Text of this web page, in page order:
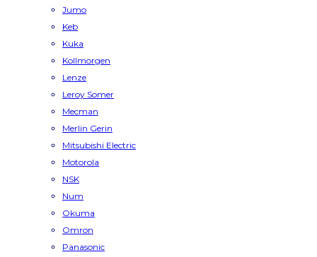
Jumo
Keb
Kuka
Kollmorgen
Lenze
Leroy Somer
Mecman
Merlin Gerin
Mitsubishi Electric
Motorola
NSK
Num
Okuma
Omron
Panasonic